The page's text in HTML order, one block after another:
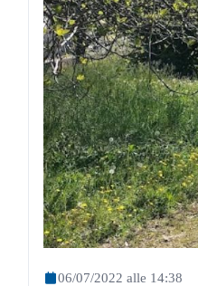
06/07/2022 alle 14:38